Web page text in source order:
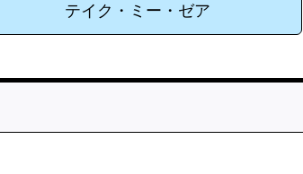
テイク・ミー・ゼア